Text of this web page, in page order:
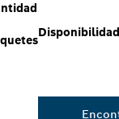
Disponibilidad